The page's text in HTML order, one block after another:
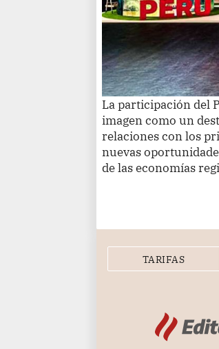
La participación del
imagen como un
relaciones con los
nuevas
de las economías
TARIFAS